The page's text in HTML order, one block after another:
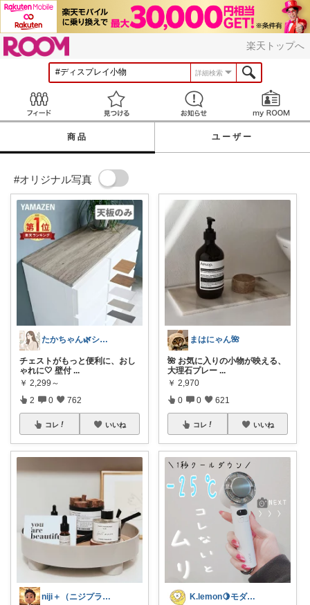
楽天トップへ
詳細検索
見つける お知らせ
商品 ユーザー
#オリジナル写真
たかちゃん🌿シンプルで心地よい暮らし
チェストがもっと便利に、おし
ゃれに🤍 壁付 ...
￥ 2,299～
2 0 762
コレ いいね
niji＋（ニジプラス）感謝しています
まはにゃん🌺
🌺 お気に入りの小物が映える、
大理石プレー ...
￥ 2,970
0 0 621
コレ いいね
K.lemon🍋モダン+家事楽+🐶